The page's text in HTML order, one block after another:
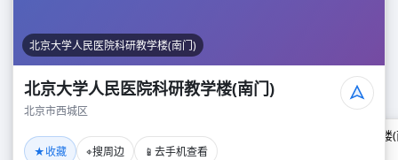
北京大学人民医院科研教学楼(南门)
北京大学人民医院科研教学楼(南门)
北京市西城区
★收藏 ⌖搜周边 📱 去手机查看
北京大学人民医院科研教学楼